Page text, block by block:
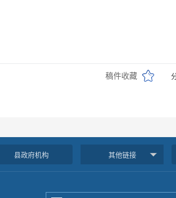
稿件收藏
县政府机构 其他链接